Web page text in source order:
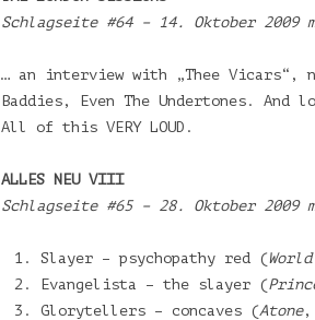
Schlagseite #64 – 14. Oktober 2009
… an interview with „Thee Vicars“,
Baddies, Even The Undertones.
All of this VERY LOUD.
ALLES NEU VIII
Schlagseite #65 – 28. Oktober 2009
Slayer – psychopathy red (
Evangelista – the slayer (
Glorytellers – concaves (Atone,